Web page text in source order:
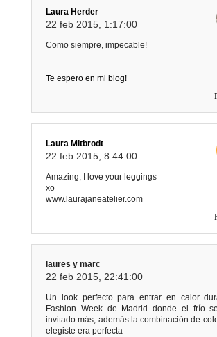
Laura Herder
22 feb 2015, 1:17:00
Como siempre, impecable!
Te espero en mi blog!
Laura Mitbrodt
22 feb 2015, 8:44:00
Amazing, I love your leggings
xo
www.laurajaneatelier.com
laures y marc
22 feb 2015, 22:41:00
Un look perfecto para entrar en calor
Fashion Week de Madrid donde el frío
invitado más, además la combinación de
elegiste era perfecta